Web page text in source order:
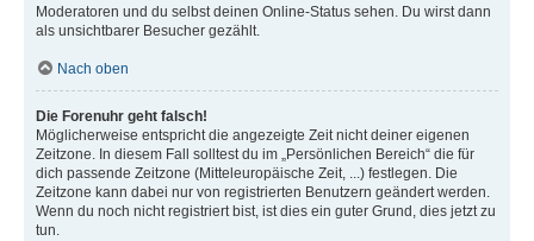
Moderatoren und du selbst deinen Online-Status sehen. Du wirst dann
als unsichtbarer Besucher gezählt.
Nach oben
Die Forenuhr geht falsch!
Möglicherweise entspricht die angezeigte Zeit nicht deiner eigenen
Zeitzone. In diesem Fall solltest du im „Persönlichen Bereich“ die für
dich passende Zeitzone (Mitteleuropäische Zeit, ...) festlegen. Die
Zeitzone kann dabei nur von registrierten Benutzern geändert werden.
Wenn du noch nicht registriert bist, ist dies ein guter Grund, dies jetzt zu
tun.